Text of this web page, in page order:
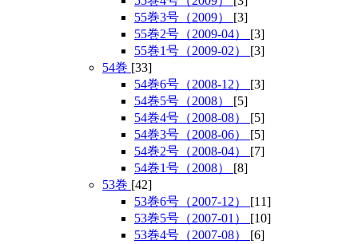
55巻3号（2009） [3]
55巻2号（2009-04） [3]
55巻1号（2009-02） [3]
54巻 [33]
54巻6号（2008-12） [3]
54巻5号（2008） [5]
54巻4号（2008-08） [5]
54巻3号（2008-06） [5]
54巻2号（2008-04） [7]
54巻1号（2008） [8]
53巻 [42]
53巻6号（2007-12） [11]
53巻5号（2007-01） [10]
53巻4号（2007-08） [6]